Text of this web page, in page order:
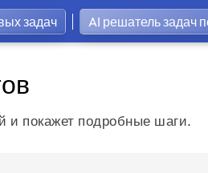
задач AI решатель задач
и покажет подробные шаги.